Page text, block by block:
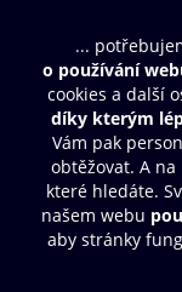
Obsah ke stažení
Moje O2 Knihovna
Další zábava
© O2 Czech Republic